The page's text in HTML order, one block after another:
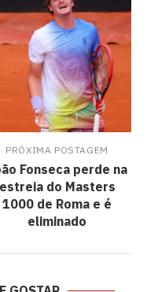
PRÓXIMA POSTAGEM
Fonseca perde na
estreia do Masters
1000 de Roma e é
eliminado